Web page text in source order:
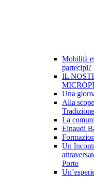
Mobilità
partecipi?
IL
Una
Alla
La
Einaudi
Un
Porto